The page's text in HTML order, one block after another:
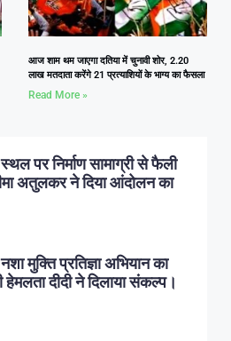
आज शाम थम जाएगा दतिया में चुनावी शोर, 2.20
लाख मतदाता करेंगे 21 प्रत्याशियों के भाग्य का फैसला
Read More »
पर निर्माण सामाग्री से फैली
अतुलकर ने दिया आंदोलन का
मुक्ति प्रतिज्ञा अभियान का
हेमलता दीदी ने दिलाया संकल्प।